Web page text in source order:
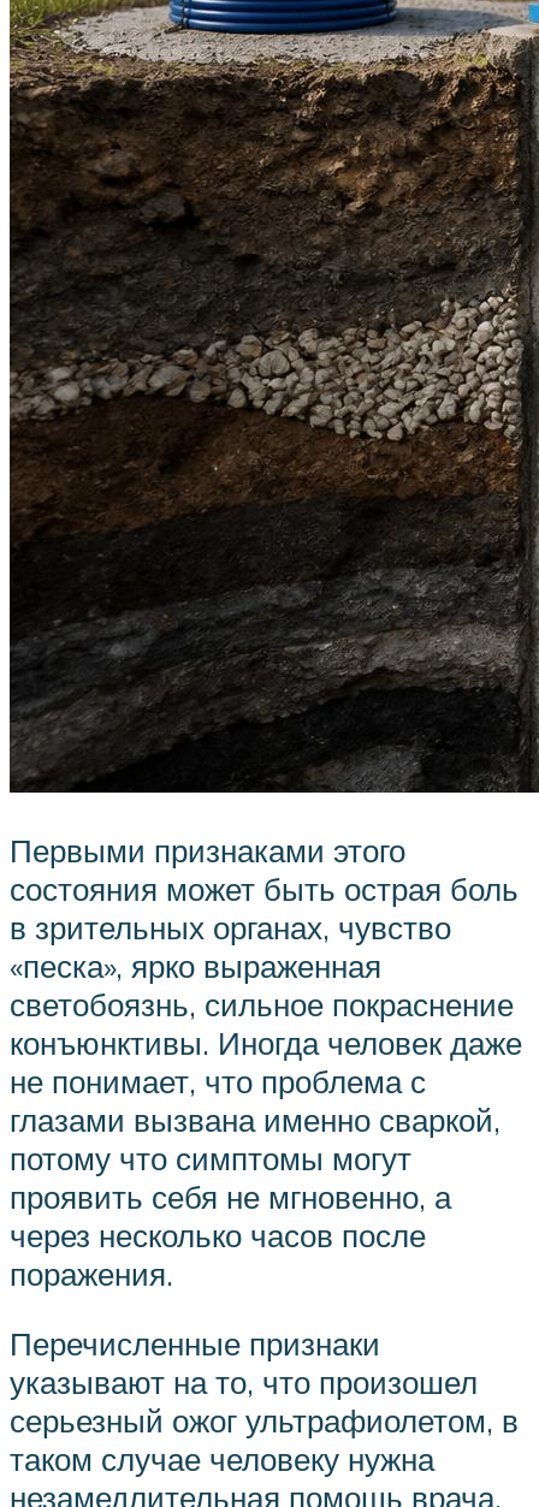
Первыми признаками этого
состояния может быть острая боль
в зрительных органах, чувство
«песка», ярко выраженная
светобоязнь, сильное покраснение
конъюнктивы. Иногда человек даже
не понимает, что проблема с
глазами вызвана именно сваркой,
потому что симптомы могут
проявить себя не мгновенно, а
через несколько часов после
поражения.
Перечисленные признаки
указывают на то, что произошел
серьезный ожог ультрафиолетом, в
таком случае человеку нужна
незамедлительная помощь врача.